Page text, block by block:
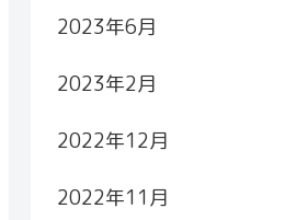
2023年6月
2023年2月
2022年12月
2022年11月